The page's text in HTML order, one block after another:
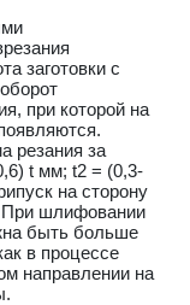
заготовки с
при которой на
резания за
t мм; t2 = (0,3-
на сторону
При шлифовании
быть больше
в процессе
направлении на